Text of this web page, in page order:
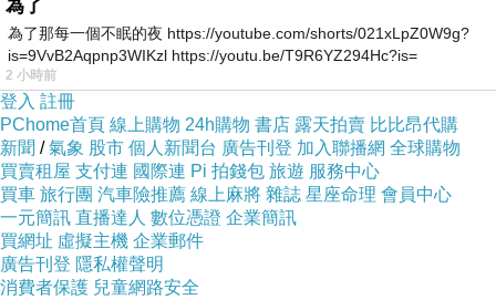
特典的時候趕緊下手，超低價限量商品再辛苦也值得！
曜越 Suppressor F51 E-ATX中直立式機殼
CA-1E1-00M1NN-00
為了
為了那每一個不眠的夜 https://youtube.com/shorts/021xLpZ0W9g?
is=9VvB2Aqpnp3WIKzl https://youtu.be/T9R6YZ294Hc?is=
2 小時前
登入 註冊
PChome首頁 線上購物 24h購物 書店 露天拍賣 比比昂代購
新聞 /氣象 股市 個人新聞台 廣告刊登 加入聯播網 全球購物
買賣租屋 支付連 國際連 Pi 拍錢包 旅遊 服務中心
買車 旅行團 汽車險推薦 線上麻將 雜誌 星座命理 會員中心
一元簡訊 直播達人 數位憑證 企業簡訊
買網址 虛擬主機 企業郵件
廣告刊登 隱私權聲明
消費者保護 兒童網路安全